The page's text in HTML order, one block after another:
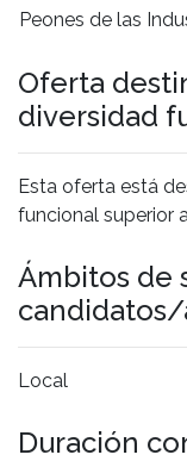
Peones de las
Oferta
diversidad
Esta oferta está
funcional superior
Ámbitos de
candidatos/
Local
Duración